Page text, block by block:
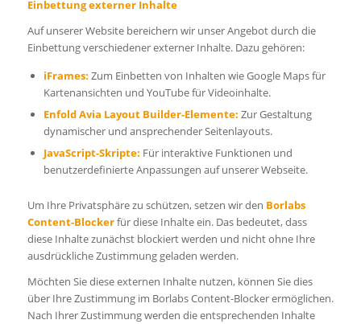
Einbettung externer Inhalte
Auf unserer Website bereichern wir unser Angebot durch die
Einbettung verschiedener externer Inhalte. Dazu gehören:
iFrames: Zum Einbetten von Inhalten wie Google Maps für
Kartenansichten und YouTube für Videoinhalte.
Enfold Avia Layout Builder-Elemente: Zur Gestaltung
dynamischer und ansprechender Seitenlayouts.
JavaScript-Skripte: Für interaktive Funktionen und
benutzerdefinierte Anpassungen auf unserer Webseite.
Um Ihre Privatsphäre zu schützen, setzen wir den Borlabs
Content-Blockerfür diese Inhalte ein. Das bedeutet, dass
diese Inhalte zunächst blockiert werden und nicht ohne Ihre
ausdrückliche Zustimmung geladen werden.
Möchten Sie diese externen Inhalte nutzen, können Sie dies
über Ihre Zustimmung im Borlabs Content-Blocker ermöglichen.
Nach Ihrer Zustimmung werden die entsprechenden Inhalte